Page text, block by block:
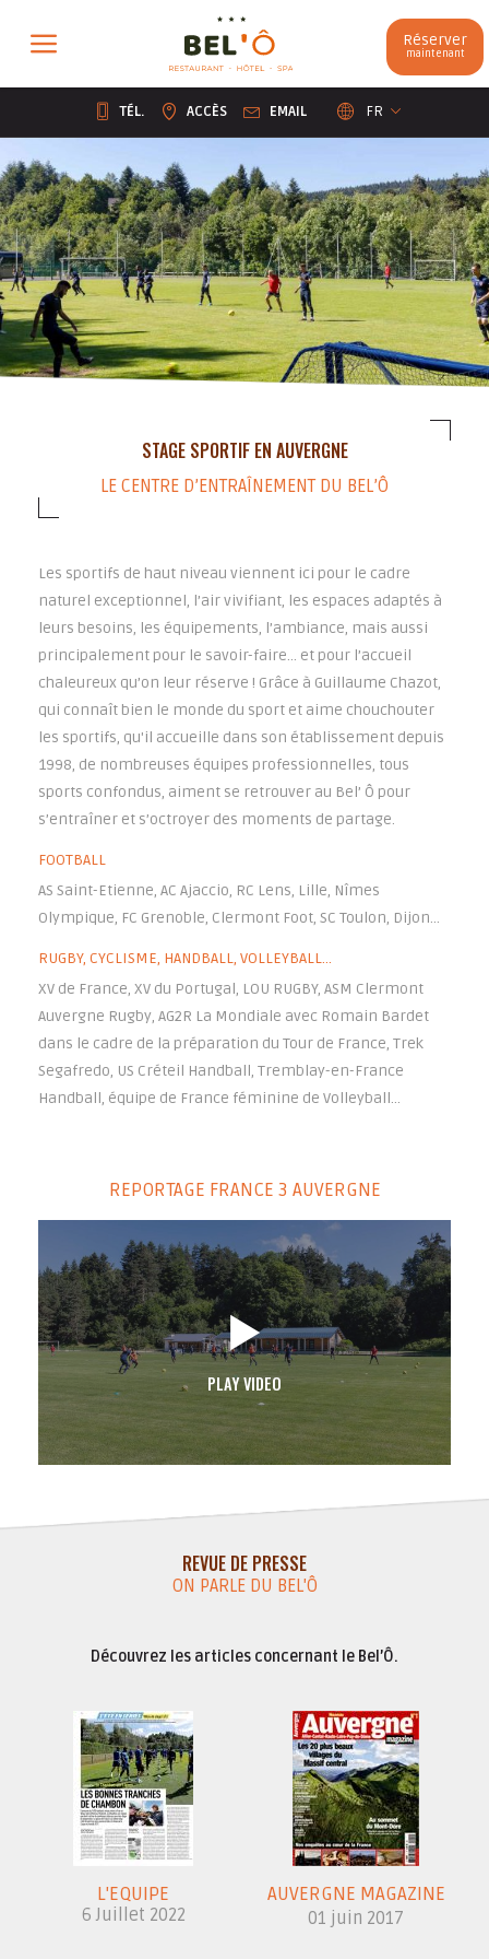
Réserver
maintenant
TÉL. ACCÈS EMAIL FR
STAGE SPORTIF EN AUVERGNE
LE CENTRE D’ENTRAÎNEMENT DU BEL’Ô
Les sportifs de haut niveau viennent ici pour le cadre
naturel exceptionnel, l’air vivifiant, les espaces adaptés à
leurs besoins, les équipements, l’ambiance, mais aussi
principalement pour le savoir-faire… et pour l’accueil
chaleureux qu’on leur réserve ! Grâce à Guillaume Chazot,
qui connaît bien le monde du sport et aime chouchouter
les sportifs, qu'il accueille dans son établissement depuis
1998, de nombreuses équipes professionnelles, tous
sports confondus, aiment se retrouver au Bel’ Ô pour
s’entraîner et s’octroyer des moments de partage.
FOOTBALL
AS Saint-Etienne, AC Ajaccio, RC Lens, Lille, Nîmes
Olympique, FC Grenoble, Clermont Foot, SC Toulon, Dijon…
RUGBY, CYCLISME, HANDBALL, VOLLEYBALL...
XV de France, XV du Portugal, LOU RUGBY, ASM Clermont
Auvergne Rugby, AG2R La Mondiale avec Romain Bardet
dans le cadre de la préparation du Tour de France, Trek
Segafredo, US Créteil Handball, Tremblay-en-France
Handball, équipe de France féminine de Volleyball…
REPORTAGE FRANCE 3 AUVERGNE
PLAY VIDEO
REVUE DE PRESSE
ON PARLE DU BEL'Ô
Découvrez les articles concernant le Bel’Ô.
L'EQUIPE
6 Juillet 2022
AUVERGNE MAGAZINE
01 juin 2017